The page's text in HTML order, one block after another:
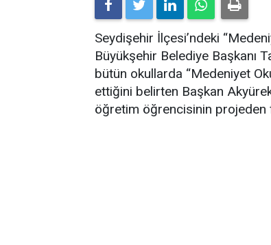
Seydişehir İlçesi’ndeki
Büyükşehir Belediye Başkanı
bütün okullarda “Medeniyet
ettiğini belirten Başkan
öğretim öğrencisinin projeden